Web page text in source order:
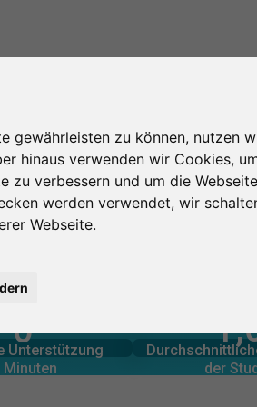
gewährleisten zu können, nutzen
hinaus verwenden wir Cookies,
zu verbessern und um die
werden verwendet, wir
Webseite.
Künste
0
Unterstützung
Minuten
0
Unterstützung
der 0
Anzahl der